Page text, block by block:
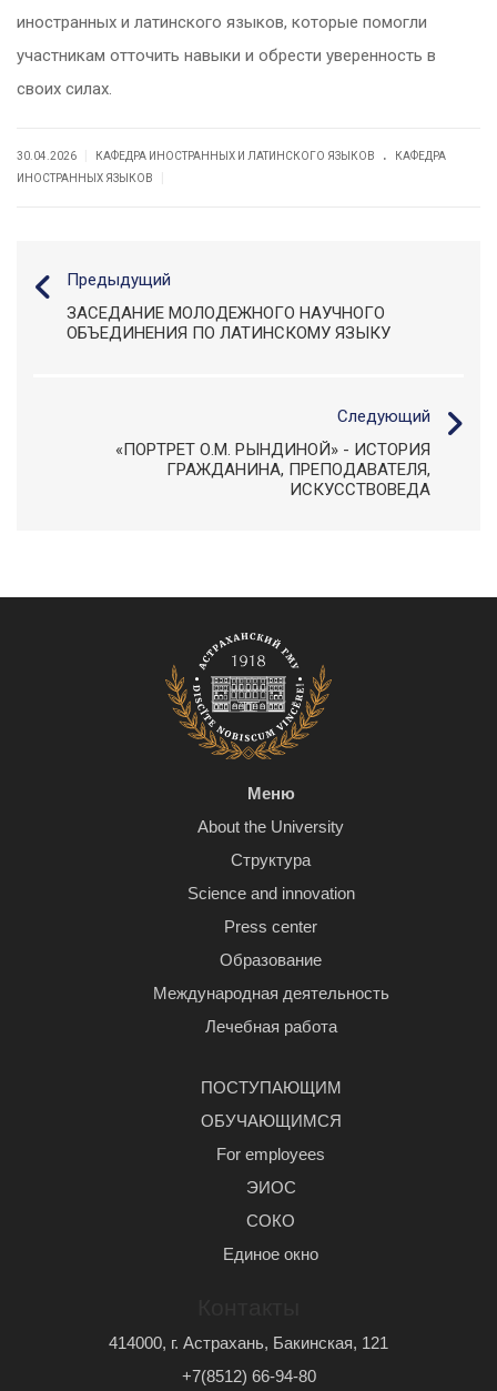
иностранных и латинского языков, которые помогли
участникам отточить навыки и обрести уверенность в
своих силах.
30.04.2026 КАФЕДРА ИНОСТРАННЫХ И ЛАТИНСКОГО ЯЗЫКОВ .
КАФЕДРА
ИНОСТРАННЫХ ЯЗЫКОВ
Предыдущий
ЗАСЕДАНИЕ МОЛОДЕЖНОГО НАУЧНОГО
ОБЪЕДИНЕНИЯ ПО ЛАТИНСКОМУ ЯЗЫКУ
Следующий
«ПОРТРЕТ О.М. РЫНДИНОЙ» - ИСТОРИЯ
ГРАЖДАНИНА, ПРЕПОДАВАТЕЛЯ,
ИСКУССТВОВЕДА
Меню
About the University
Структура
Science and innovation
Press center
Образование
Международная деятельность
Лечебная работа
ПОСТУПАЮЩИМ
ОБУЧАЮЩИМСЯ
For employees
ЭИОС
СОКО
Единое окно
414000, г. Астрахань, Бакинская, 121
+7(8512) 66-94-80